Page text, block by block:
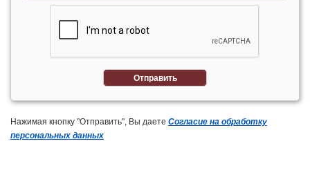
Отправить
Нажимая кнопку "Отправить", Вы даете Согласие на обработку
персональных данных